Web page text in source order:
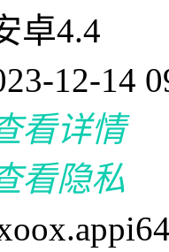
卓4.4
12-14
看详情
看隐私